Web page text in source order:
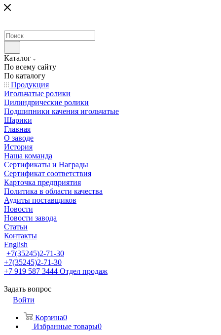
Каталог
По всему сайту
По каталогу
Продукция
Игольчатые ролики
Цилиндрические ролики
Подшипники качения игольчатые
Шарики
Главная
О заводе
История
Наша команда
Сертификаты и Награды
Сертификат соответствия
Карточка предприятия
Политика в области качества
Аудиты поставщиков
Новости
Новости завода
Статьи
Контакты
English
+7(35245)2-71-30
+7(35245)2-71-30
+7 919 587 3444 Отдел продаж
Задать вопрос
Войти
Корзина0
Избранные товары0